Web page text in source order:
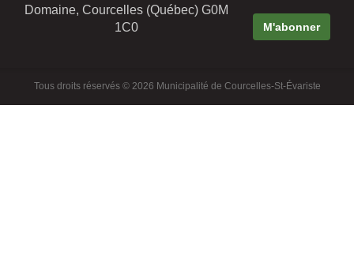
Domaine, Courcelles (Québec) G0M
1C0
Tous droits réservés © 2026 Municipalité de Courcelles-St-Évariste